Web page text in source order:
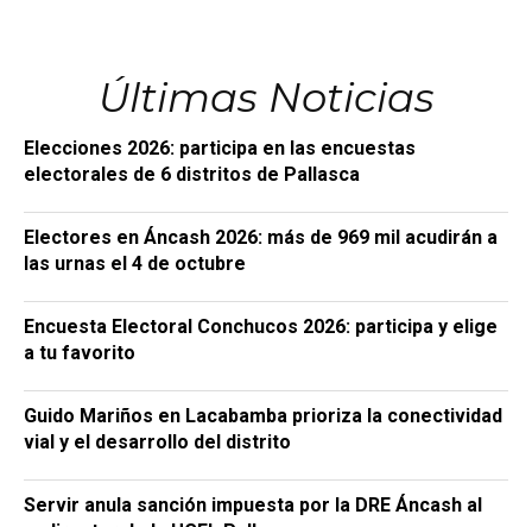
Últimas Noticias
Elecciones 2026: participa en las encuestas
electorales de 6 distritos de Pallasca
Electores en Áncash 2026: más de 969 mil acudirán a
las urnas el 4 de octubre
Encuesta Electoral Conchucos 2026: participa y elige
a tu favorito
Guido Mariños en Lacabamba prioriza la conectividad
vial y el desarrollo del distrito
Servir anula sanción impuesta por la DRE Áncash al